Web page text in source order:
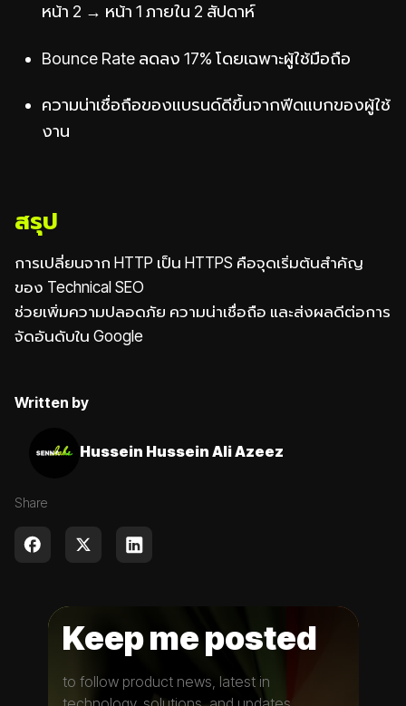
หน้า 2 → หน้า 1 ภายใน 2 สัปดาห์
Bounce Rate ลดลง 17% โดยเฉพาะผู้ใช้มือถือ
ความน่าเชื่อถือของแบรนด์ดีขึ้นจากฟีดแบกของผู้ใช้
งาน
สรุป
การเปลี่ยนจาก HTTP เป็น HTTPS คือจุดเริ่มต้นสำคัญ
ของ Technical SEO
ช่วยเพิ่มความปลอดภัย ความน่าเชื่อถือ และส่งผลดีต่อการ
จัดอันดับใน Google
Written by
Hussein Hussein Ali Azeez
Share
Keep me posted
to follow product news, latest in